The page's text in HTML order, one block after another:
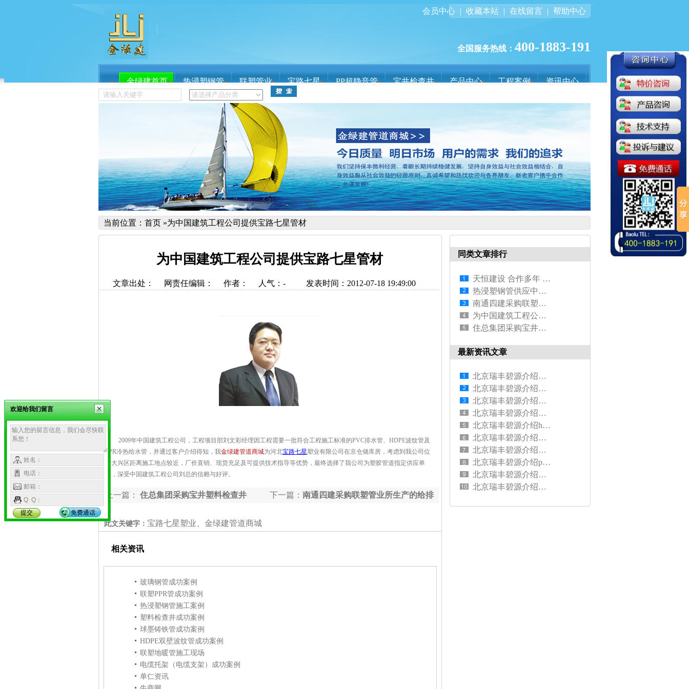
会员中心 | 收藏本站 | 在线留言 | 帮助中心
全国服务热线： 400-1883-191
金绿建首页 热浸塑钢管 联塑管业 宝路七星 PP超静音管 宝井检查井 产品中心 工程案例 资讯中心
服务流程 关于金绿建
关于金绿建
球墨铸铁管 宝井检查井
当前位置： 首页 »为中国建筑工程公司提供宝路七星管材
为中国建筑工程公司提供宝路七星管材
文章出处： 网责任编辑： 作者： 人气： - 发表时间：2012-07-18 19:49:00
2009年中国建筑工程公司，工程项目部刘文彩经理因工程需要一批符合工程施工标准的PVC排水管、HDPE波纹管及
PPR冷热给水管，并通过客户介绍得知，我金绿建管道商城为河北宝路七星塑业有限公司在京仓储库房，考虑到我公司位
于大兴区距离施工地点较近，厂价直销、现货充足及可提供技术指导等优势，最终选择了我公司为塑胶管道指定供应单
位，深受中国建筑工程公司刘总的信赖与好评。
下一篇： 南通四建采购联塑管业所生产的给排
上一篇： 住总集团采购宝井塑料检查井
此文关键字： 宝路七星塑业、金绿建管道商城
相关资讯
玻璃钢管成功案例
联塑PPR管成功案例
热浸塑钢管施工案例
塑料检查井成功案例
球墨铸铁管成功案例
HDPE双壁波纹管成功案例
联塑地暖管施工现场
电缆托架（电缆支架）成功案例
单仁资讯
同类文章排行
天恒建设 合作多年 深受信赖
热浸塑钢管供应中铁航空港
南通四建采购联塑管业所生产的给排水管道
为中国建筑工程公司提供宝路七星管材
住总集团采购宝井塑料检查井
最新资讯文章
北京瑞丰碧源介绍供暖管pert地暖管怎么选择
北京瑞丰碧源介绍铺设pert地暖管步骤
北京瑞丰碧源介绍联塑PERT地暖管是什么管材
北京瑞丰碧源介绍联塑PE排水管道怎么连接安装
北京瑞丰碧源介绍hdpe双壁波纹管外径及壁厚是多少
北京瑞丰碧源介绍什么材质的水管好用
北京瑞丰碧源介绍家用水管怎么选
北京瑞丰碧源介绍pvc排水管品牌怎么选
北京瑞丰碧源介绍联塑pvc管分类及规格介绍
北京瑞丰碧源介绍联塑hdpe双壁波纹管连接方式有哪些
欢迎给我们留言
姓名：
电话：
邮箱：
Q Q：
提交
免费通话